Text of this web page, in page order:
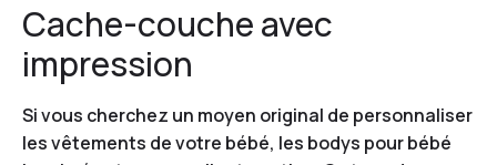
Cache-couche avec
impression
Si vous cherchez un moyen original de personnaliser
les vêtements de votre bébé, les bodys pour bébé